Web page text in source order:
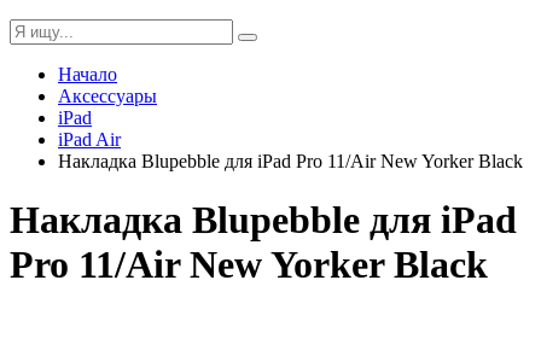
Начало
Аксессуары
iPad
iPad Air
Накладка Blupebble для iPad Pro 11/Air New Yorker Black
Накладка Blupebble для iPad
Pro 11/Air New Yorker Black